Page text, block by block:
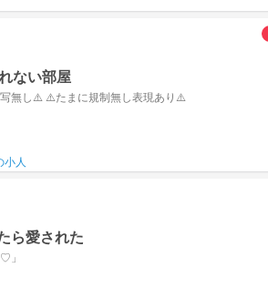
ない部屋
⚠️直接的なエ✕描写無し⚠️ ⚠️たまに規制無し表現あり⚠️
小人
ら愛された
」